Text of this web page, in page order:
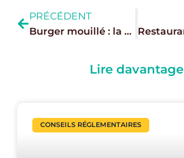
PRÉCÉDENT
Burger mouillé : la street food d’Istanbul qui enflamme Paris
Lire davantage
CONSEILS RÉGLEMENTAIRES